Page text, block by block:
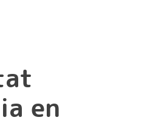
en